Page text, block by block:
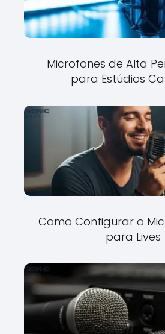
Microfones de Alta
para Estúdios
Como Configurar o
para Lives